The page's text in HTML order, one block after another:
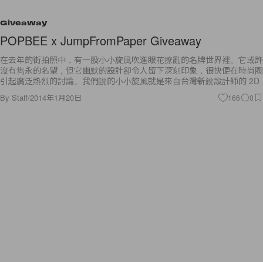
Giveaway
POPBEE x JumpFromPaper Giveaway
在去年的街拍照中，有⼀股⼩⼩旋⾵吹進眼花撩亂的名牌世界裡。它或許
沒有雋永的名望，但它幽默的設計卻令人留下深刻印象，很快便在時尚圈
引起廣泛熱烈的討論。我們說的⼩⼩旋⾵就是來⾃台灣新銳設計師的 2D
By Staff/2014年1月20日 166 0